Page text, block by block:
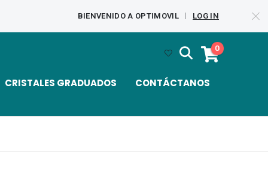
BIENVENIDO A OPTIMOVIL LOG IN
0
CRISTALES GRADUADOS CONTÁCTANOS